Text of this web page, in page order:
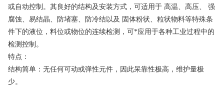
或自动控制。其良好的结构及安装方式，可适用于 高温、高压、 强
腐蚀、易结晶、防堵塞、防冷结以及 固体粉状、粒状物料等特殊条
件下的液位，料位或物位的连续检测，可*应用于各种工业过程中的
检测控制。
特点：
结构简单：无任何可动或弹性元件，因此呆靠性极高，维护量极
少。